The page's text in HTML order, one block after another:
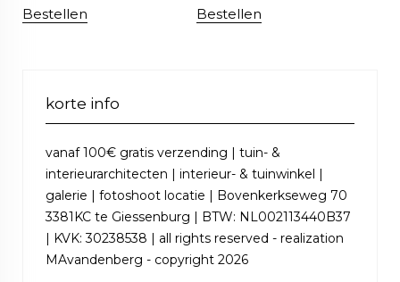
Bestellen Bestellen
korte info
vanaf 100€ gratis verzending | tuin- &
interieurarchitecten | interieur- & tuinwinkel |
galerie | fotoshoot locatie | Bovenkerkseweg 70
3381KC te Giessenburg | BTW: NL002113440B37
| KVK: 30238538 | all rights reserved - realization
MAvandenberg - copyright 2026